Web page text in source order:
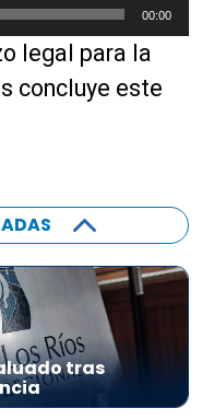
00:00
legal para la
concluye este
tras